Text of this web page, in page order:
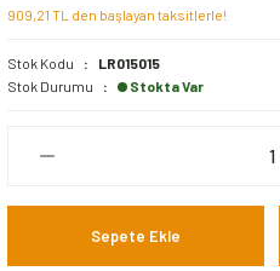
909,21 TL den başlayan taksitlerle!
Stok Kodu
LR015015
Stok Durumu
Stokta Var
Sepete Ekle